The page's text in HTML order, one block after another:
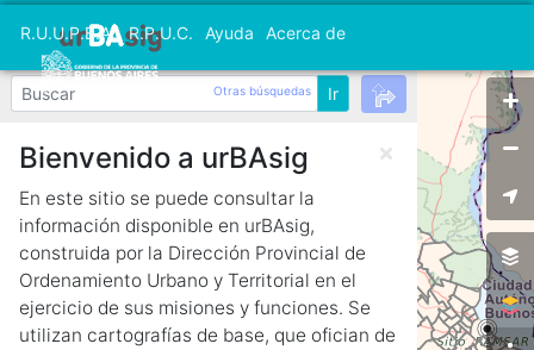
R.U.U.P.B.A. R.P.U.C. Ayuda Acerca de
Otras búsquedas
Bienvenido a urBAsig
En este sitio se puede consultar la
información disponible en urBAsig,
construida por la Dirección Provincial de
Ordenamiento Urbano y Territorial en el
ejercicio de sus misiones y funciones. Se
utilizan cartografías de base, que ofician de
+
−